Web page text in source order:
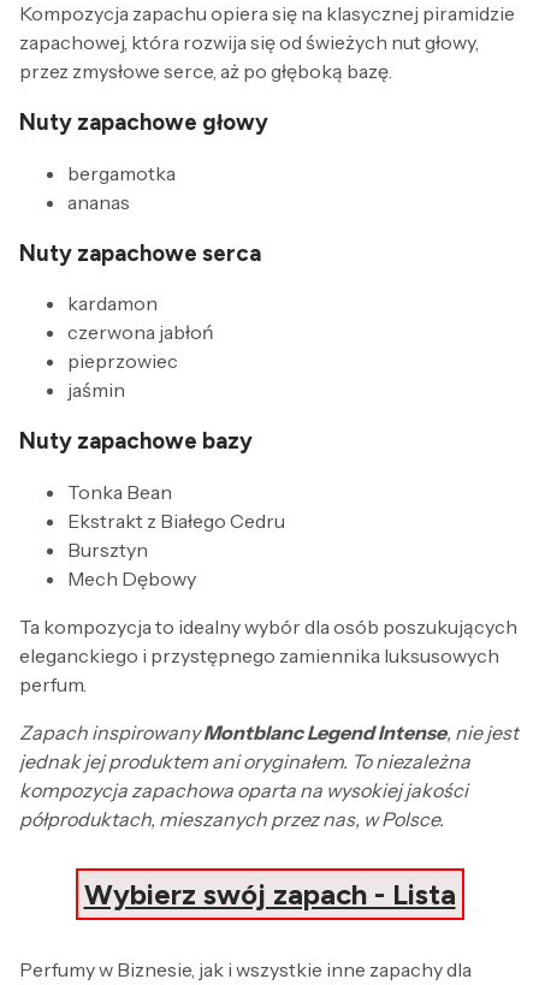
Kompozycja zapachu opiera się na klasycznej piramidzie
zapachowej, która rozwija się od świeżych nut głowy,
przez zmysłowe serce, aż po głęboką bazę.
Nuty zapachowe głowy
bergamotka
ananas
Nuty zapachowe serca
kardamon
czerwona jabłoń
pieprzowiec
jaśmin
Nuty zapachowe bazy
Tonka Bean
Ekstrakt z Białego Cedru
Bursztyn
Mech Dębowy
Ta kompozycja to idealny wybór dla osób poszukujących
eleganckiego i przystępnego zamiennika luksusowych
perfum.
Zapach inspirowanyMontblanc Legend Intense, nie jest
jednak jej produktem ani oryginałem. To niezależna
kompozycja zapachowa oparta na wysokiej jakości
półproduktach, mieszanych przez nas, w Polsce.
Wybierz swój zapach - Lista
Perfumy w Biznesie, jak i wszystkie inne zapachy dla